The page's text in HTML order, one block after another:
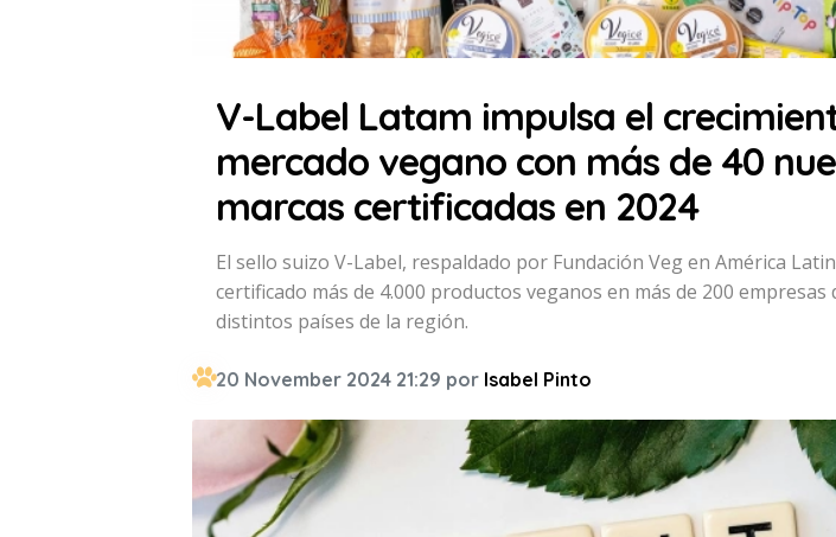
V-Label Latam impulsa el
mercado vegano con más de 40
marcas certificadas en 2024
El sello suizo V-Label, respaldado por Fundación Veg en América
certificado más de 4.000 productos veganos en más de 200 empresas
distintos países de la región.
20 November 2024 21:29 por Isabel Pinto